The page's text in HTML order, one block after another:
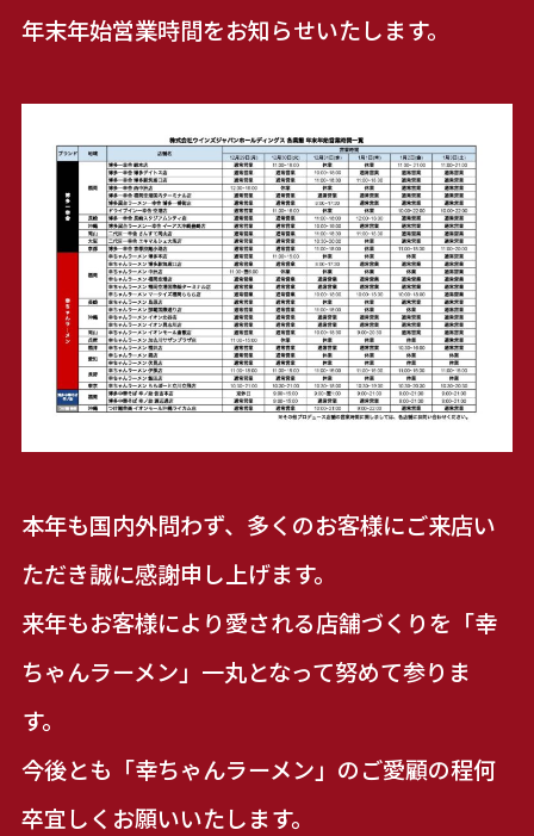
年末年始営業時間をお知らせいたします。
本年も国内外問わず、多くのお客様にご来店い
ただき誠に感謝申し上げます。
来年もお客様により愛される店舗づくりを「幸
ちゃんラーメン」一丸となって努めて参りま
す。
今後とも「幸ちゃんラーメン」のご愛顧の程何
卒宜しくお願いいたします。